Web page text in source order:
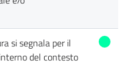
si segnala per il
del contesto